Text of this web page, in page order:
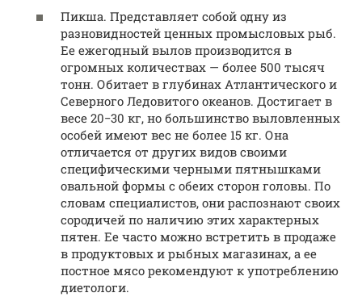
Пикша. Представляет собой одну из
разновидностей ценных промысловых рыб.
Ее ежегодный вылов производится в
огромных количествах — более 500 тысяч
тонн. Обитает в глубинах Атлантического и
Северного Ледовитого океанов. Достигает в
весе 20−30 кг, но большинство выловленных
особей имеют вес не более 15 кг. Она
отличается от других видов своими
специфическими черными пятнышками
овальной формы с обеих сторон головы. По
словам специалистов, они распознают своих
сородичей по наличию этих характерных
пятен. Ее часто можно встретить в продаже
в продуктовых и рыбных магазинах, а ее
постное мясо рекомендуют к употреблению
диетологи.